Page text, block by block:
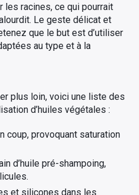
les racines, ce qui pourrait
Le geste délicat et
que le but est d’utiliser
au type et à la
plus loin, voici une liste des
d’huiles végétales :
coup, provoquant saturation
d’huile pré-shampoing,
et silicones dans les